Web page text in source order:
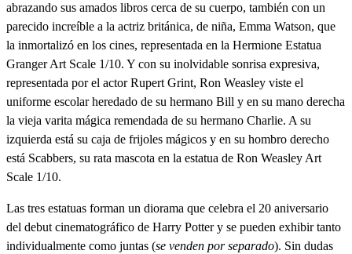
abrazando sus amados libros cerca de su cuerpo, también con un
parecido increíble a la actriz británica, de niña, Emma Watson, que
la inmortalizó en los cines, representada en la Hermione Estatua
Granger Art Scale 1/10. Y con su inolvidable sonrisa expresiva,
representada por el actor Rupert Grint, Ron Weasley viste el
uniforme escolar heredado de su hermano Bill y en su mano derecha
la vieja varita mágica remendada de su hermano Charlie. A su
izquierda está su caja de frijoles mágicos y en su hombro derecho
está Scabbers, su rata mascota en la estatua de Ron Weasley Art
Scale 1/10.
Las tres estatuas forman un diorama que celebra el 20 aniversario
del debut cinematográfico de Harry Potter y se pueden exhibir tanto
individualmente como juntas (se venden por separado). Sin dudas